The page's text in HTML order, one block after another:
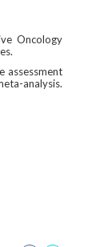
Oncology
assessment
analysis.